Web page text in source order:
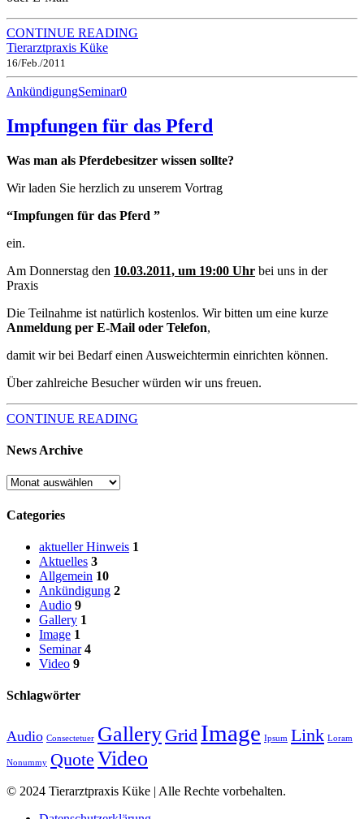
CONTINUE READING
Tierarztpraxis Küke
16/Feb./2011
AnkündigungSeminar0
Impfungen für das Pferd
Was man als Pferdebesitzer wissen sollte?
Wir laden Sie herzlich zu unserem Vortrag
“Impfungen für das Pferd ”
ein.
Am Donnerstag den 10.03.2011, um 19:00 Uhr bei uns in der
Praxis
Die Teilnahme ist natürlich kostenlos. Wir bitten um eine kurze
Anmeldung per E-Mail oder Telefon,
damit wir bei Bedarf einen Ausweichtermin einrichten können.
Über zahlreiche Besucher würden wir uns freuen.
CONTINUE READING
News Archive
News
Categories
aktueller Hinweis 1
Aktuelles 3
Allgemein 10
Ankündigung 2
Audio 9
Gallery 1
Image 1
Seminar 4
Video 9
Schlagwörter
Audio Consectetuer Gallery Grid Image Ipsum Link Loram
Nonummy Quote Video
© 2024 Tierarztpraxis Küke | Alle Rechte vorbehalten.